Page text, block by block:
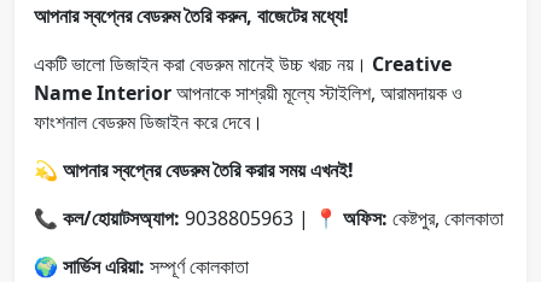
আপনার স্বপ্নের বেডরুম তৈরি করুন, বাজেটের মধ্যে!
একটি ভালো ডিজাইন করা বেডরুম মানেই উচ্চ খরচ নয়। Creative
Name Interiorআপনাকে সাশ্রয়ী মূল্যে স্টাইলিশ, আরামদায়ক ও
ফাংশনাল বেডরুম ডিজাইন করে দেবে।
💫 আপনার স্বপ্নের বেডরুম তৈরি করার সময় এখনই!
📞 কল/হোয়াটসঅ্যাপ: 9038805963 | 📍 অফিস: কেষ্টপুর, কোলকাতা
🌍 সার্ভিস এরিয়া: সম্পূর্ণ কোলকাতা